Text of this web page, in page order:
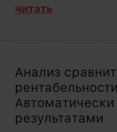
читать
Анализ
результатами